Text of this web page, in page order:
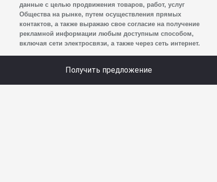
фамилии, контактных данных (включая номер телефона
и адрес электронной почты), адреса, сведений
о впечатлениях, интересах, предпочтениях
к автомобилю(-ям) и товарам/услугам, IP-адреса,
сайта, уникального идентификатора посетителя сайта,
предпочтительного времени и способа для контакта,
данные с целью продвижения товаров, работ, услуг
Общества на рынке, путем осуществления прямых
контактов, а также выражаю свое согласие на получение
рекламной информации любым доступным способом,
включая сети электросвязи, а также через сеть интернет.
Получить предложение